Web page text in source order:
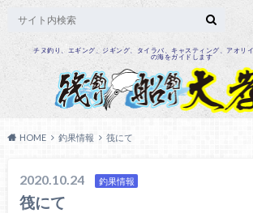
チヌ釣り、エギング、ジギング、タイラバ、キャスティング、アオリ
の海をガイドします
HOME 釣果情報 筏にて
2020.10.24 釣果情報
筏にて